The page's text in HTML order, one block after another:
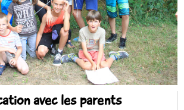
avec les parents